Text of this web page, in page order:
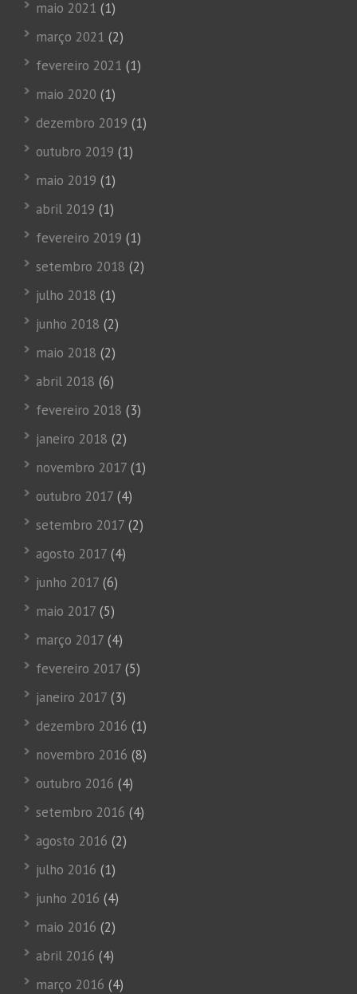
maio 2021 (1)
março 2021 (2)
fevereiro 2021 (1)
maio 2020 (1)
dezembro 2019 (1)
outubro 2019 (1)
maio 2019 (1)
abril 2019 (1)
fevereiro 2019 (1)
setembro 2018 (2)
julho 2018 (1)
junho 2018 (2)
maio 2018 (2)
abril 2018 (6)
fevereiro 2018 (3)
janeiro 2018 (2)
novembro 2017 (1)
outubro 2017 (4)
setembro 2017 (2)
agosto 2017 (4)
junho 2017 (6)
maio 2017 (5)
março 2017 (4)
fevereiro 2017 (5)
janeiro 2017 (3)
dezembro 2016 (1)
novembro 2016 (8)
outubro 2016 (4)
setembro 2016 (4)
agosto 2016 (2)
julho 2016 (1)
junho 2016 (4)
maio 2016 (2)
abril 2016 (4)
março 2016 (4)